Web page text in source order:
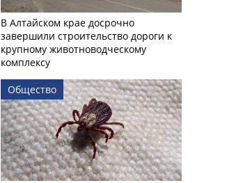
В Алтайском крае досрочно
завершили строительство дороги к
крупному животноводческому
комплексу
Общество